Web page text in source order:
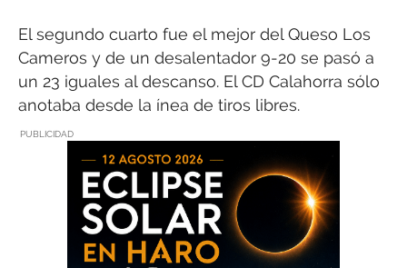
El segundo cuarto fue el mejor del Queso Los
Cameros y de un desalentador 9-20 se pasó a
un 23 iguales al descanso. El CD Calahorra sólo
anotaba desde la ínea de tiros libres.
PUBLICIDAD